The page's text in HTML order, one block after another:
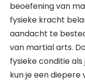
beoefening van
fysieke kracht
aandacht te
van martial arts.
fysieke conditie
kun je een